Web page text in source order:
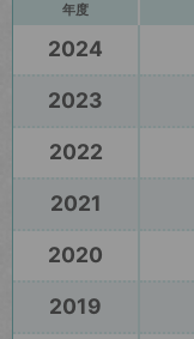
年度
2024
2023
2022
2021
2020
2019